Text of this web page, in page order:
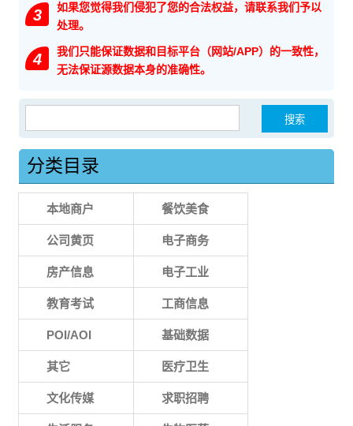
3
如果您觉得我们侵犯了您的合法权益，请联系我们予以
处理。
4
我们只能保证数据和目标平台（网站/APP）的一致性，
无法保证源数据本身的准确性。
分类目录
本地商户 餐饮美食
公司黄页 电子商务
房产信息 电子工业
教育考试 工商信息
POI/AOI 基础数据
其它 医疗卫生
文化传媒 求职招聘